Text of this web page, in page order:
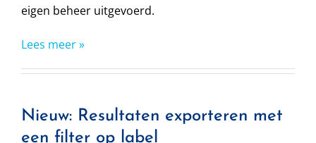
eigen beheer uitgevoerd.
Lees meer »
Nieuw: Resultaten exporteren met
een filter op label